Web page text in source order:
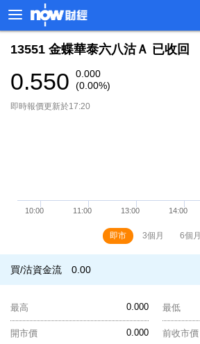
13551 金蝶華泰六八沽Ａ 已收回
0.550
0.000
(0.00%)
即時報價更新於17:20
即市 3個月 6個月
買/沽資金流 0.00
0.000
最高 最低
0.000
開市價 前收市價